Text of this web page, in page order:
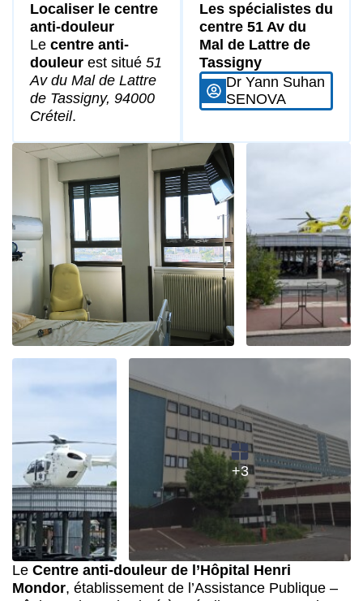
Localiser le centre
anti-douleur
Le centre anti-
douleur est situé 51
Av du Mal de Lattre
de Tassigny, 94000
Créteil.
Les spécialistes du
centre 51 Av du
Mal de Lattre de
Tassigny
Dr Yann Suhan
SENOVA
+3
Le Centre anti-douleur de l’Hôpital Henri
Mondor, établissement de l’Assistance Publique –